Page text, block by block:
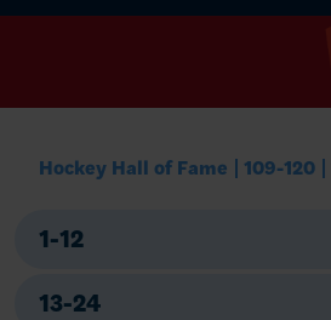
Hockey Hall of Fame 109-120
1-12
13-24